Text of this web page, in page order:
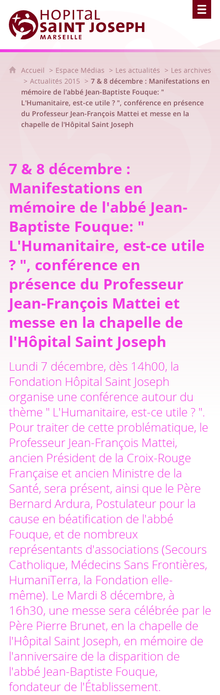
Hôpital Saint Joseph - Marseille
Accueil Espace Médias Les actualités
Les archives
Actualités 2015
7 & 8 décembre : Manifestations en
mémoire de l'abbé Jean-Baptiste Fouque: "
L'Humanitaire, est-ce utile ? ", conférence en présence
du Professeur Jean-François Mattei et messe en la
chapelle de l'Hôpital Saint Joseph
7 & 8 décembre :
Manifestations en
mémoire de l'abbé Jean-
Baptiste Fouque: "
L'Humanitaire, est-ce utile
? ", conférence en
présence du Professeur
Jean-François Mattei et
messe en la chapelle de
l'Hôpital Saint Joseph
Lundi 7 décembre, dès 14h00, la
Fondation Hôpital Saint Joseph
organise une conférence autour du
thème " L'Humanitaire, est-ce utile ? ".
Pour traiter de cette problématique, le
Professeur Jean-François Mattei,
ancien Président de la Croix-Rouge
Française et ancien Ministre de la
Santé, sera présent, ainsi que le Père
Bernard Ardura, Postulateur pour la
cause en béatification de l'abbé
Fouque, et de nombreux
représentants d'associations (Secours
Catholique, Médecins Sans Frontières,
HumaniTerra, la Fondation elle-
même). Le Mardi 8 décembre, à
16h30, une messe sera célébrée par le
Père Pierre Brunet, en la chapelle de
l'Hôpital Saint Joseph, en mémoire de
l'anniversaire de la disparition de
l'abbé Jean-Baptiste Fouque,
fondateur de l'Établissement.